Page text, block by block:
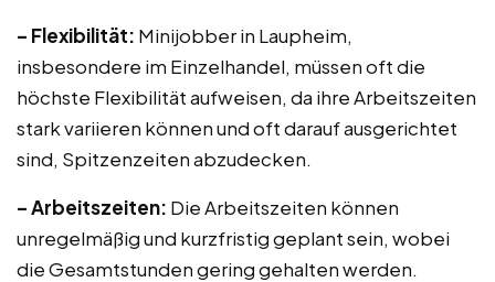
– Flexibilität: Minijobber in Laupheim,
insbesondere im Einzelhandel, müssen oft die
höchste Flexibilität aufweisen, da ihre Arbeitszeiten
stark variieren können und oft darauf ausgerichtet
sind, Spitzenzeiten abzudecken.
– Arbeitszeiten: Die Arbeitszeiten können
unregelmäßig und kurzfristig geplant sein, wobei
die Gesamtstunden gering gehalten werden.